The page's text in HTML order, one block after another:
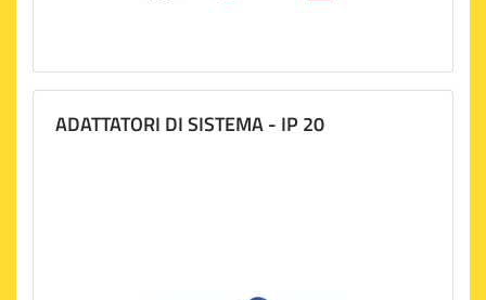
ADATTATORI DI SISTEMA - IP 20